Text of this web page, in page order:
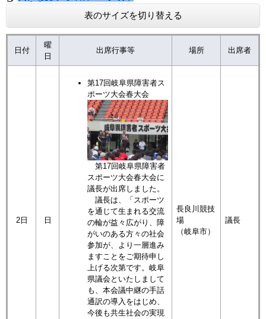
表のサイズを切り替える
日付
曜
日
出席行事等 場所 出席者
2日 日
第17回岐阜県障害者ス
ポーツ大会春大会
第17回岐阜県障害者
スポーツ大会春大会に
議長が出席しました。
議長は、「スポーツ
を通じて生まれる交流
の輪が益々広がり、障
がいのある方々の社会
参加が、より一層進み
ますことをご期待申し
上げる次第です。岐阜
県議会といたしまして
も、本会議中継の手話
通訳の導入をはじめ、
今後も共生社会の実現
長良川競技
場
（岐阜市）
議長